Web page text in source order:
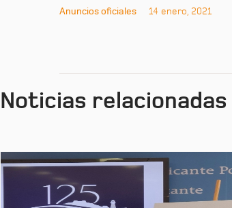
Anuncios oficiales 14 enero, 2021
Noticias relacionadas